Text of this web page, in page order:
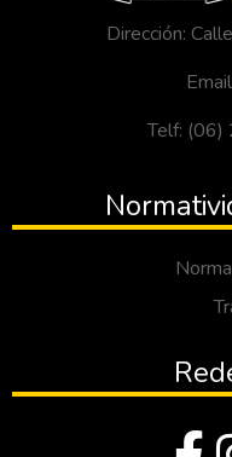
Dirección:
Telf: